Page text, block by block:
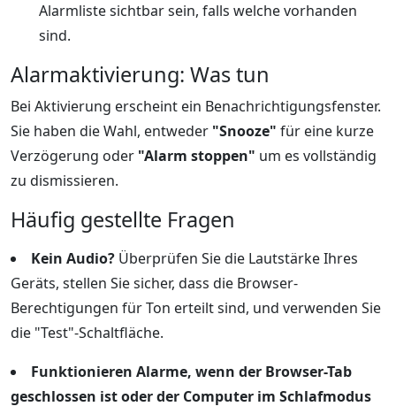
Alarmliste sichtbar sein, falls welche vorhanden
sind.
Alarmaktivierung: Was tun
Bei Aktivierung erscheint ein Benachrichtigungsfenster.
Sie haben die Wahl, entweder "Snooze" für eine kurze
Verzögerung oder "Alarm stoppen" um es vollständig
zu dismissieren.
Häufig gestellte Fragen
Kein Audio? Überprüfen Sie die Lautstärke Ihres
Geräts, stellen Sie sicher, dass die Browser-
Berechtigungen für Ton erteilt sind, und verwenden Sie
die "Test"-Schaltfläche.
Funktionieren Alarme, wenn der Browser-Tab
geschlossen ist oder der Computer im Schlafmodus